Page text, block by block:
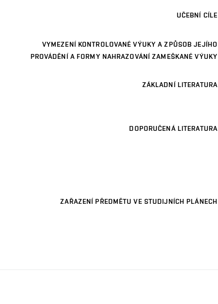
UČEBNÍ CÍLE
VYMEZENÍ KONTROLOVANÉ VÝUKY A ZPŮSOB JEJÍHO
PROVÁDĚNÍ A FORMY NAHRAZOVÁNÍ ZAMEŠKANÉ VÝUKY
ZÁKLADNÍ LITERATURA
DOPORUČENÁ LITERATURA
ZAŘAZENÍ PŘEDMĚTU VE STUDIJNÍCH PLÁNECH